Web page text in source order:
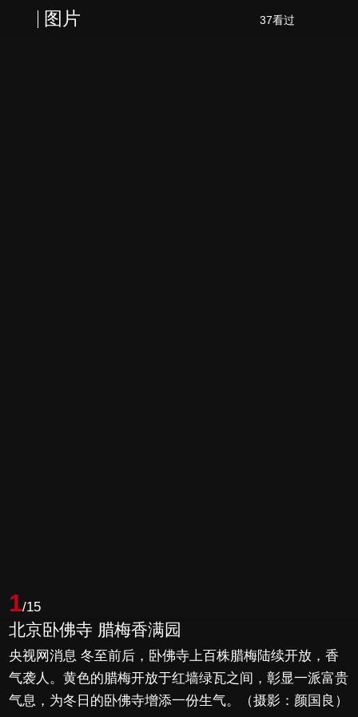
图片 37看过
1/15
北京卧佛寺 腊梅香满园
央视网消息 冬至前后，卧佛寺上百株腊梅陆续开放，香
气袭人。黄色的腊梅开放于红墙绿瓦之间，彰显一派富贵
气息，为冬日的卧佛寺增添一份生气。（摄影：颜国良）